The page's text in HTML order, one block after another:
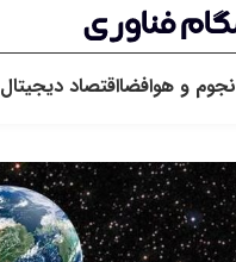
نجوم و هوافضااقتصاد دیجیتال